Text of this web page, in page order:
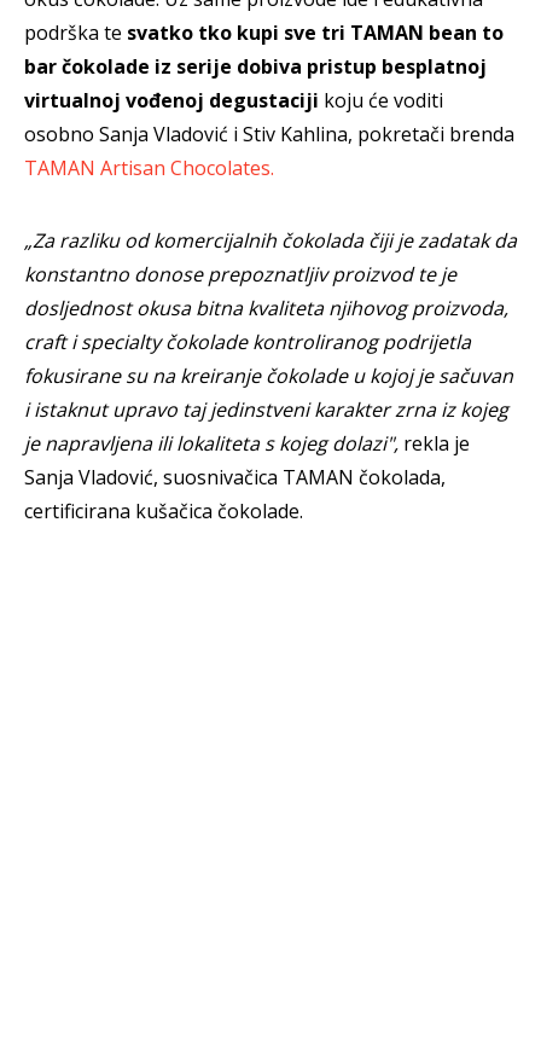
podrška te svatko tko kupi sve tri TAMAN bean to
bar čokolade iz serije dobiva pristup besplatnoj
virtualnoj vođenoj degustaciji koju će voditi
osobno Sanja Vladović i Stiv Kahlina, pokretači brenda
TAMAN Artisan Chocolates.
„Za razliku od komercijalnih čokolada čiji je zadatak da
konstantno donose prepoznatljiv proizvod te je
dosljednost okusa bitna kvaliteta njihovog proizvoda,
craft i specialty čokolade kontroliranog podrijetla
fokusirane su na kreiranje čokolade u kojoj je sačuvan
i istaknut upravo taj jedinstveni karakter zrna iz kojeg
je napravljena ili lokaliteta s kojeg dolazi", rekla je
Sanja Vladović, suosnivačica TAMAN čokolada,
certificirana kušačica čokolade.